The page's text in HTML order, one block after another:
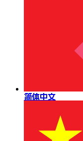
简体中文